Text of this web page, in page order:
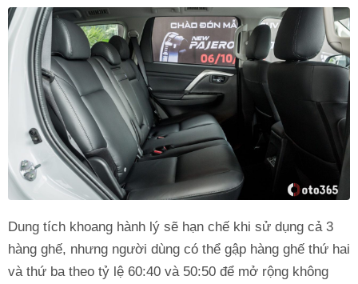
Dung tích khoang hành lý sẽ hạn chế khi sử dụng cả 3
hàng ghế, nhưng người dùng có thể gập hàng ghế thứ hai
và thứ ba theo tỷ lệ 60:40 và 50:50 để mở rộng không